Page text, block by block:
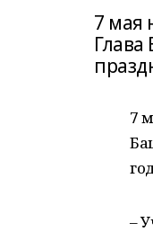
7 мая
7
–